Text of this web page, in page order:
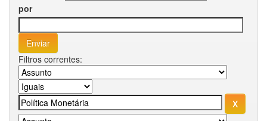
por
Filtros correntes: